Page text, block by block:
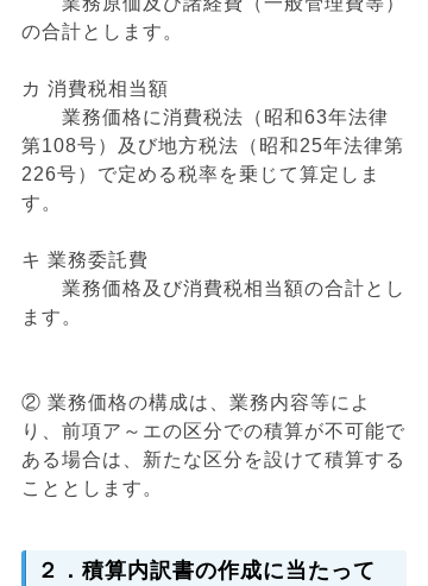
の合計とします。
カ 消費税相当額
業務価格に消費税法（昭和63年法律
第108号）及び地方税法（昭和25年法律第
226号）で定める税率を乗じて算定しま
す。
キ 業務委託費
業務価格及び消費税相当額の合計とし
ます。
② 業務価格の構成は、業務内容等によ
り、前項ア～エの区分での積算が不可能で
ある場合は、新たな区分を設けて積算する
こととします。
２．積算内訳書の作成に当たって